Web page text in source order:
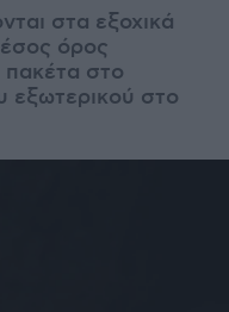
στα εξοχικά
όρος
πακέτα στο
εξωτερικού στο